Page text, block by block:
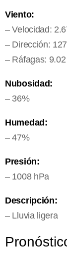
Viento:
– Velocidad:
– Dirección:
– Ráfagas:
Nubosidad:
– 36%
Humedad:
– 47%
Presión:
– 1008 hPa
Descripción:
– Lluvia ligera